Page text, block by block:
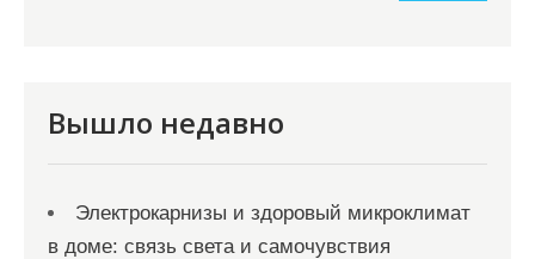
м
Вышло недавно
Электрокарнизы и здоровый микроклимат
в доме: связь света и самочувствия